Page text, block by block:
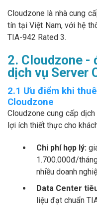
Cloudzone là nhà cung
tín tại Việt Nam, với hệ
TIA-942 Rated 3.
2. Cloudzone -
dịch vụ Server
2.1 Ưu điểm khi
Cloudzone
Cloudzone cung cấp
lợi ích thiết thực cho
Chi phí hợp lý:
1.700.000đ/
nhiều doanh
Data Center
liệu đạt chuẩn